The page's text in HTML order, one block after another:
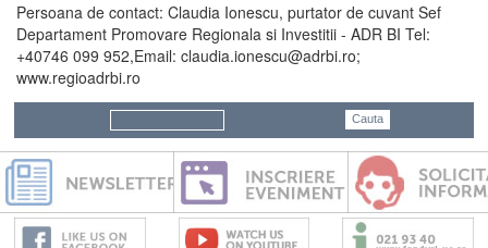
Persoana de contact: Claudia Ionescu, purtator de cuvant Sef
Departament Promovare Regionala si Investitii - ADR BI Tel:
+40746 099 952,Email: claudia.ionescu@adrbi.ro;
www.regioadrbi.ro